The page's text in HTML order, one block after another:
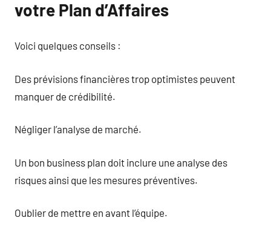
votre Plan d’Affaires
Voici quelques conseils :
Des prévisions financières trop optimistes peuvent
manquer de crédibilité.
Négliger l’analyse de marché.
Un bon business plan doit inclure une analyse des
risques ainsi que les mesures préventives.
Oublier de mettre en avant l’équipe.